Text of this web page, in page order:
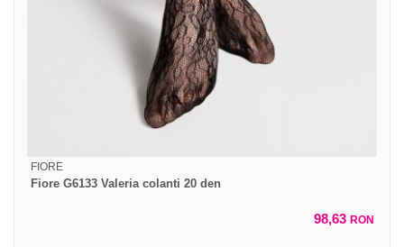
FIORE
Fiore G6133 Valeria colanti 20 den
98,63 RON